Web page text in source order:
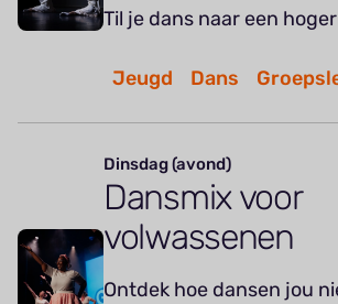
Til je dans naar een
Jeugd Dans
Dinsdag (avond)
Dansmix voor
volwassenen
Ontdek hoe dansen jou